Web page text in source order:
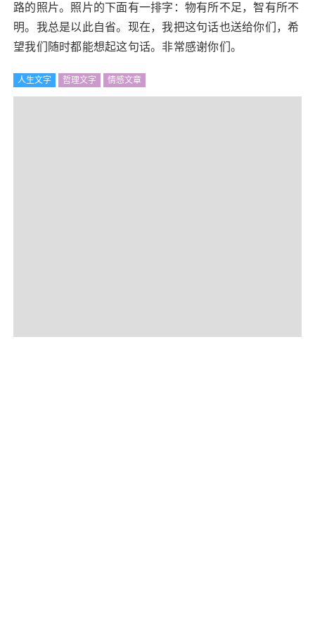
路的照片。照片的下面有一排字：物有所不足，智有所不
明。我总是以此自省。现在，我把这句话也送给你们，希
望我们随时都能想起这句话。非常感谢你们。
人生文字 哲理文字 情感文章